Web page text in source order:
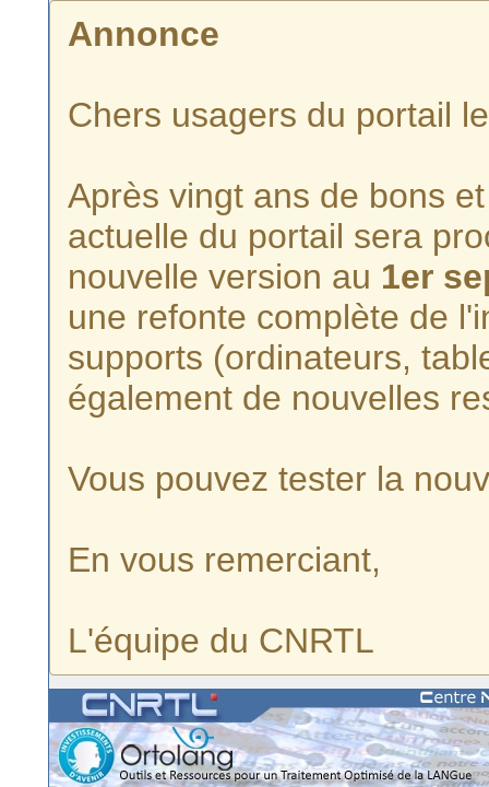
Annonce
Chers usagers du portail
Après vingt ans de bons
actuelle du portail sera
nouvelle version au 1er
une refonte complète de
supports (ordinateurs,
également de nouvelles
Vous pouvez tester la
En vous remerciant,
L'équipe du CNRTL